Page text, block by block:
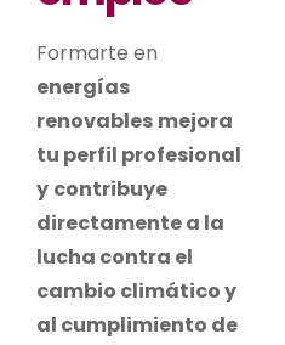
Formarte en
energías
renovables mejora
tu perfil profesional
y contribuye
directamente a la
lucha contra el
cambio climático y
al cumplimiento de